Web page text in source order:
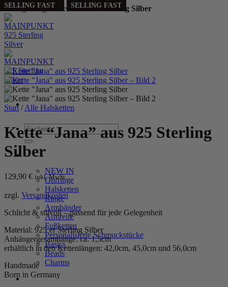
Handgefertigt aus echtem925 Sterling Silber
Zum
Inhalt
springen
Suchen
nach:
WOMEN
NEW IN
Ohrringe
Halsketten
Ringe
Armbänder
Armreife
Fußketten
Personalisierte Schmuckstücke
Basics
Beads
Charms
MEN
Start / Alle Halsketten
Kette “Jana” aus 925 Sterling
Silber
129,90 € inkl. MwSt.
zzgl. Versandkosten
Schlicht & stilvoll – passend für jede Gelegenheit
Material: 925’er Sterling Silber
Anhängergesamtlänge: ca. 1,5cm
erhältlich in den Kettenlängen: 42,0cm, 45,0cm und 56,0cm
Handmade
Born in Germany
PERSONALIZED SELLING FAST
PERSONALIZED SELLING FAST
SELLING FAST